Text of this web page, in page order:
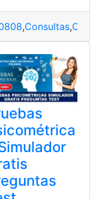
Pruebas
,Consultas,